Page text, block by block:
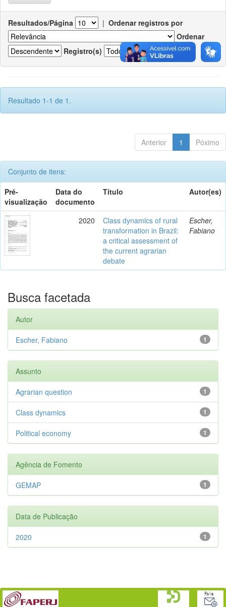
Resultados/Página | Ordenar registros por
Ordenar
Registro(s)
Resultado 1-1 de 1.
Anterior 1 Póximo
Conjunto de itens:
Pré-
visualização
Data do
documento
Título Autor(es)
2020
Class dynamics of rural
transformation in Brazil:
a critical assessment of
the current agrarian
debate
Escher,
Fabiano
Busca facetada
Autor
1
Escher, Fabiano
Assunto
1
Agrarian question
1
Class dynamics
1
Political economy
Agência de Fomento
1
GEMAP
Data de Publicação
1
2020